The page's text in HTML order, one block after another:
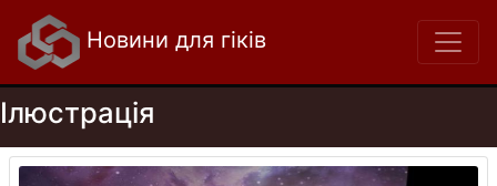
Новини для гіків
Ілюстрація